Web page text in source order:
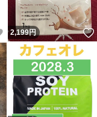
いいね！
2,199円